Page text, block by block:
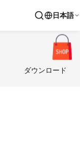
日本語
ダウンロード